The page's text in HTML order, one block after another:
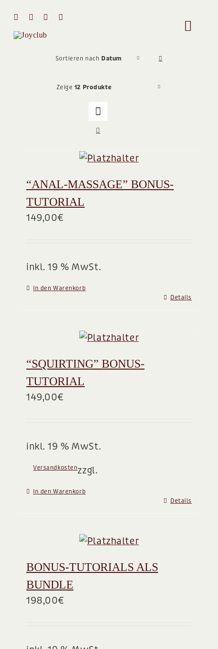
springen
Toggle
Sortieren nach Datum
Zeige 12 Produkte
“ANAL-MASSAGE” BONUS-
TUTORIAL
149,00€
inkl. 19 % MwSt.
In den Warenkorb
Details
“SQUIRTING” BONUS-
TUTORIAL
149,00€
inkl. 19 % MwSt.
zzgl.
Versandkosten
In den Warenkorb
Details
BONUS-TUTORIALS ALS
BUNDLE
198,00€